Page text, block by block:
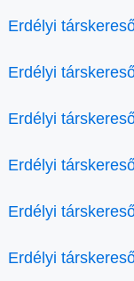
Erdélyi
Erdélyi
Erdélyi
Erdélyi
Erdélyi
Erdélyi